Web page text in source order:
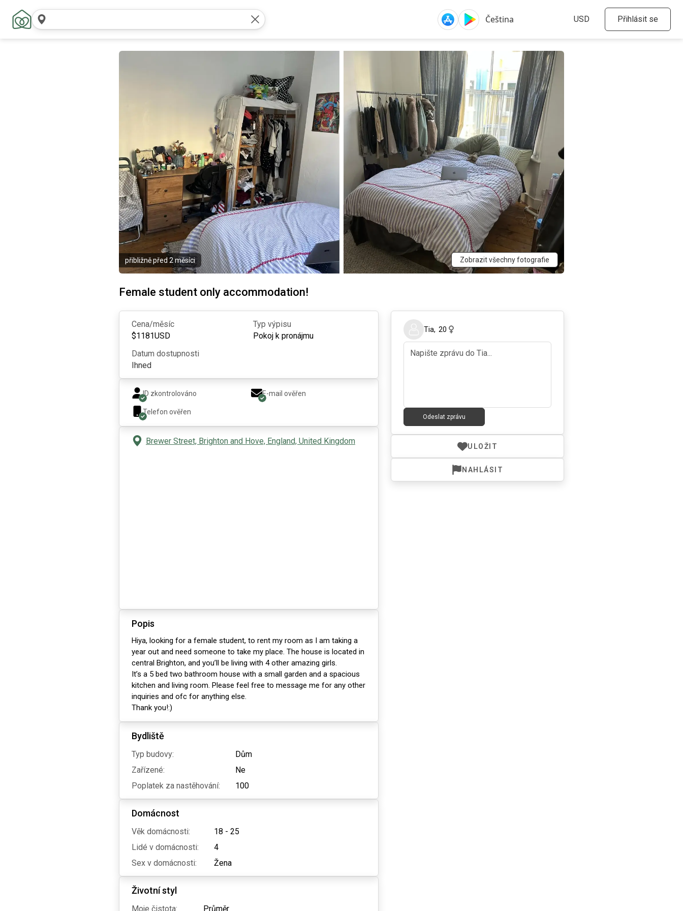
Hledat
Přihlásit se
přibližně před 2 měsíci Zobrazit všechny fotografie
Female student only accommodation!
Cena/měsíc
$1181USD
Typ výpisu
Pokoj k pronájmu
Datum dostupnosti
Ihned
ID zkontrolováno E-mail ověřen
Telefon ověřen
Brewer Street, Brighton and Hove, England, United Kingdom
Popis
Hiya, looking for a female student, to rent my room as I am taking a
year out and need someone to take my place. The house is located in
central Brighton, and you’ll be living with 4 other amazing girls.
It’s a 5 bed two bathroom house with a small garden and a spacious
kitchen and living room. Please feel free to message me for any other
inquiries and ofc for anything else.
Thank you!:)
Bydliště
Typ budovy:
Dům
Zařízené:
Ne
Poplatek za nastěhování:
100
Domácnost
Věk domácnosti:
18 - 25
Lidé v domácnosti:
4
Sex v domácnosti:
Žena
Životní styl
Moje čistota: Průměr
Tia,20
Odeslat zprávu
ULOŽIT
NAHLÁSIT